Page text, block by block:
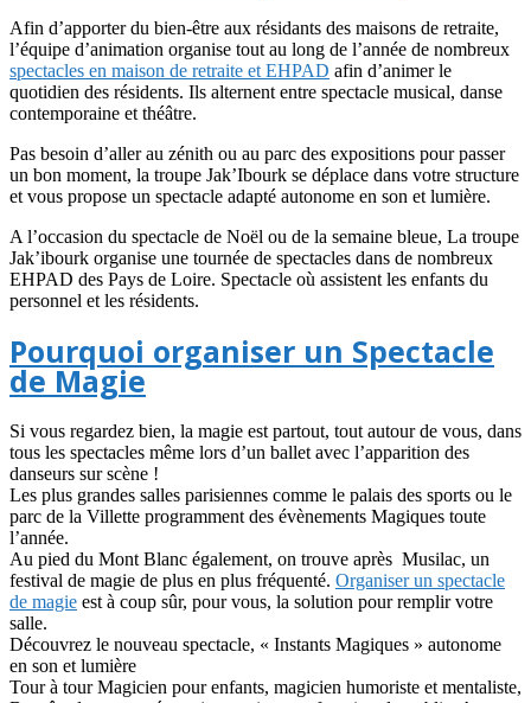
Afin d’apporter du bien-être aux résidants des maisons de retraite,
l’équipe d’animation organise tout au long de l’année de nombreux
spectacles en maison de retraite et EHPAD afin d’animer le
quotidien des résidents. Ils alternent entre spectacle musical, danse
contemporaine et théâtre.
Pas besoin d’aller au zénith ou au parc des expositions pour passer
un bon moment, la troupe Jak’Ibourk se déplace dans votre structure
et vous propose un spectacle adapté autonome en son et lumière.
A l’occasion du spectacle de Noël ou de la semaine bleue, La troupe
Jak’ibourk organise une tournée de spectacles dans de nombreux
EHPAD des Pays de Loire. Spectacle où assistent les enfants du
personnel et les résidents.
Pourquoi organiser un Spectacle
de Magie
Si vous regardez bien, la magie est partout, tout autour de vous, dans
tous les spectacles même lors d’un ballet avec l’apparition des
danseurs sur scène !
Les plus grandes salles parisiennes comme le palais des sports ou le
parc de la Villette programment des évènements Magiques toute
l’année.
Au pied du Mont Blanc également, on trouve après Musilac, un
festival de magie de plus en plus fréquenté. Organiser un spectacle
de magie est à coup sûr, pour vous, la solution pour remplir votre
salle.
Découvrez le nouveau spectacle, « Instants Magiques » autonome
en son et lumière
Tour à tour Magicien pour enfants, magicien humoriste et mentaliste,